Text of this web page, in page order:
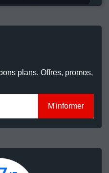
plans. Offres, promos,
M'informer